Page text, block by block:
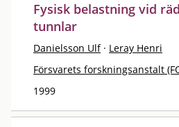
Fysisk belastning vid
tunnlar
Danielsson Ulf · Leray Henri
Försvarets forskningsanstalt
1999